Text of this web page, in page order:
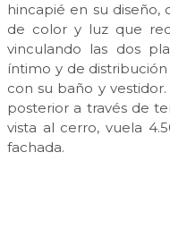
hincapié en su
de color y luz que
vinculando las dos
íntimo y de
con su baño y
posterior a través de
vista al cerro, vuela
fachada.